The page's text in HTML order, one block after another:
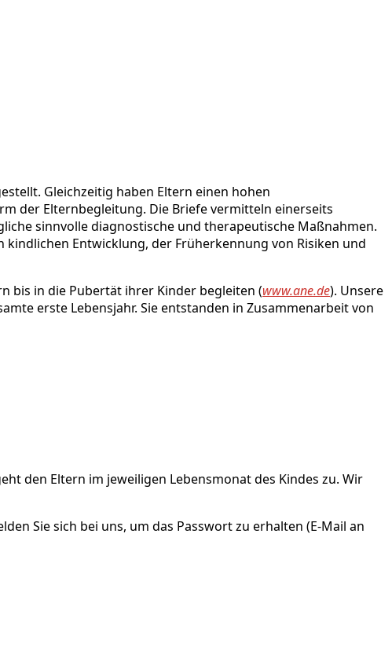
Gleichzeitig haben Eltern einen hohen
der Elternbegleitung. Die Briefe vermitteln einerseits
sinnvolle diagnostische und therapeutische Maßnahmen.
Entwicklung, der Früherkennung von Risiken und
bis in die Pubertät ihrer Kinder begleiten (www.ane.de). Unsere
erste Lebensjahr. Sie entstanden in Zusammenarbeit von
den Eltern im jeweiligen Lebensmonat des Kindes zu. Wir
Sie sich bei uns, um das Passwort zu erhalten (E-Mail an